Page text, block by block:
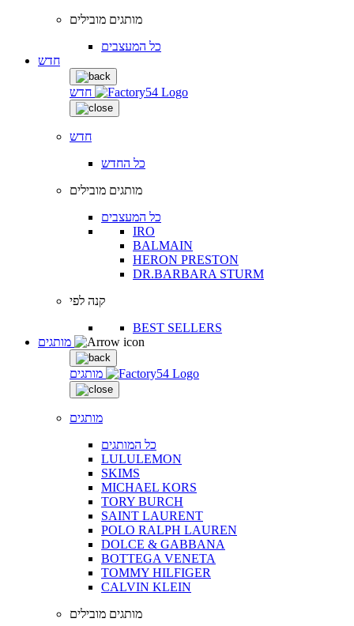
מותגים מובילים
כל המעצבים
חדש
חדש
חדש
כל החדש
מותגים מובילים
כל המעצבים
IRO
BALMAIN
HERON PRESTON
DR.BARBARA STURM
קנה לפי
BEST SELLERS
מותגים
מותגים
כל המותגים
LULULEMON
SKIMS
MICHAEL KORS
TORY BURCH
SAINT LAURENT
POLO RALPH LAUREN
DOLCE & GABBANA
BOTTEGA VENETA
TOMMY HILFIGER
CALVIN KLEIN
מותגים מובילים